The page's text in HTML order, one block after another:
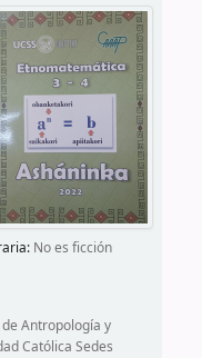
No es ficción
Antropología y
Católica Sedes